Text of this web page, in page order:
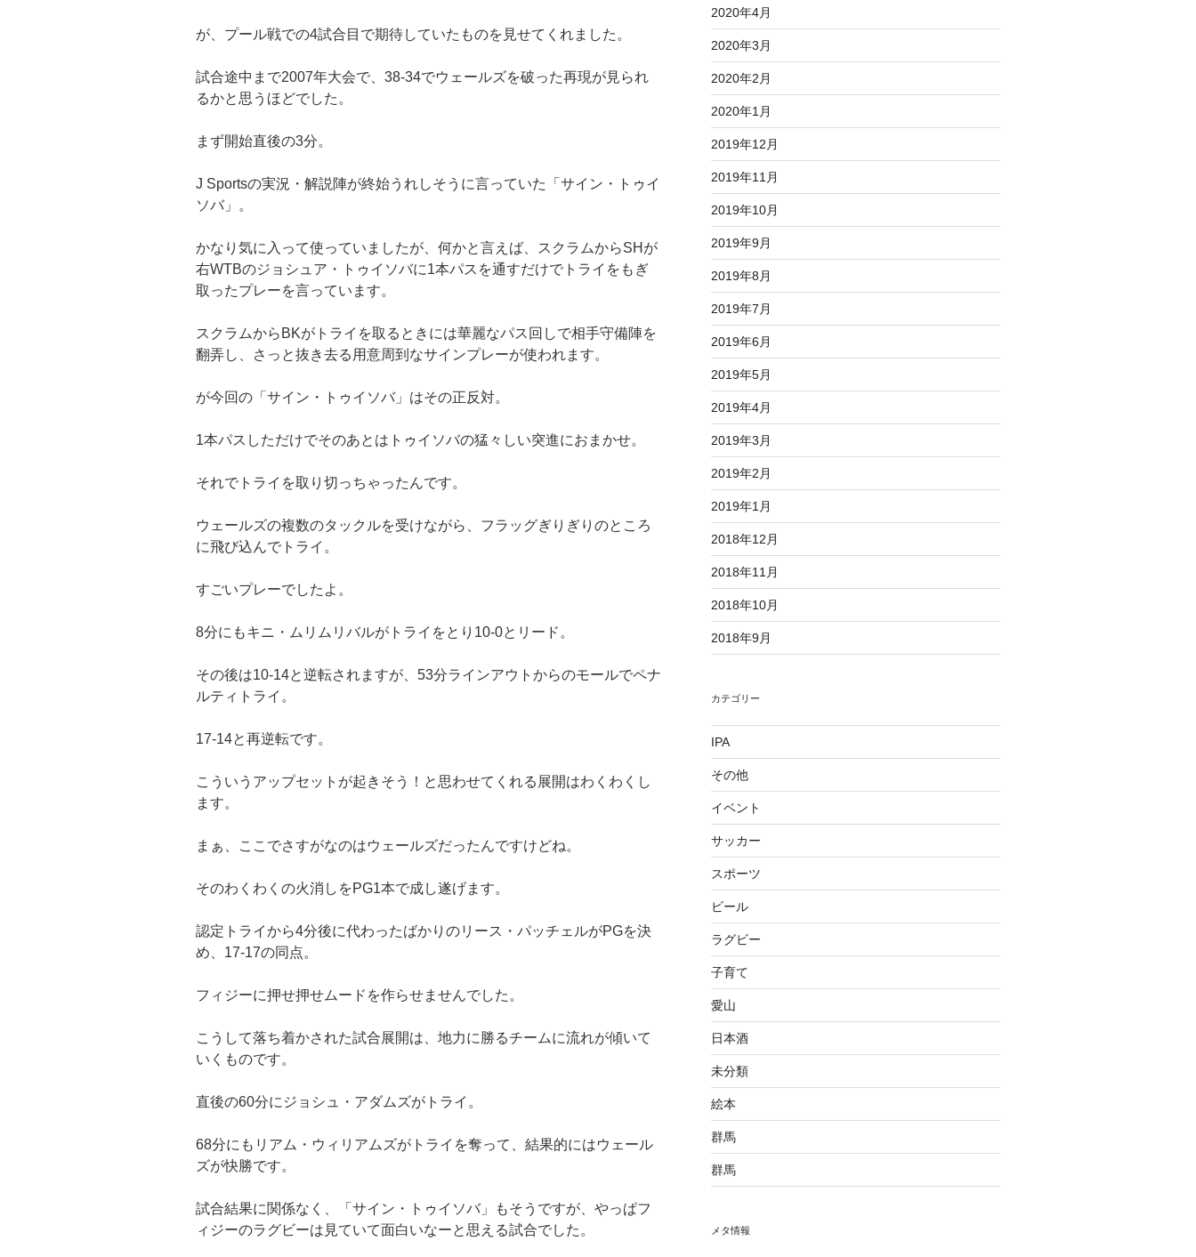
が、プール戦での4試合目で期待していたものを見せてくれました。
試合途中まで2007年大会で、38-34でウェールズを破った再現が見られ
るかと思うほどでした。
まず開始直後の3分。
J Sportsの実況・解説陣が終始うれしそうに言っていた「サイン・トゥイ
ソバ」。
かなり気に入って使っていましたが、何かと言えば、スクラムからSHが
右WTBのジョシュア・トゥイソバに1本パスを通すだけでトライをもぎ
取ったプレーを言っています。
スクラムからBKがトライを取るときには華麗なパス回しで相手守備陣を
翻弄し、さっと抜き去る用意周到なサインプレーが使われます。
が今回の「サイン・トゥイソバ」はその正反対。
1本パスしただけでそのあとはトゥイソバの猛々しい突進におまかせ。
それでトライを取り切っちゃったんです。
ウェールズの複数のタックルを受けながら、フラッグぎりぎりのところ
に飛び込んでトライ。
すごいプレーでしたよ。
8分にもキニ・ムリムリバルがトライをとり10-0とリード。
その後は10-14と逆転されますが、53分ラインアウトからのモールでペナ
ルティトライ。
17-14と再逆転です。
こういうアップセットが起きそう！と思わせてくれる展開はわくわくし
ます。
まぁ、ここでさすがなのはウェールズだったんですけどね。
そのわくわくの火消しをPG1本で成し遂げます。
認定トライから4分後に代わったばかりのリース・パッチェルがPGを決
め、17-17の同点。
フィジーに押せ押せムードを作らせませんでした。
こうして落ち着かされた試合展開は、地力に勝るチームに流れが傾いて
いくものです。
直後の60分にジョシュ・アダムズがトライ。
68分にもリアム・ウィリアムズがトライを奪って、結果的にはウェール
ズが快勝です。
試合結果に関係なく、「サイン・トゥイソバ」もそうですが、やっぱフ
ィジーのラグビーは見ていて面白いなーと思える試合でした。
2020年4月
2020年3月
2020年2月
2020年1月
2019年12月
2019年11月
2019年10月
2019年9月
2019年8月
2019年7月
2019年6月
2019年5月
2019年4月
2019年3月
2019年2月
2019年1月
2018年12月
2018年11月
2018年10月
2018年9月
カテゴリー
IPA
その他
イベント
サッカー
スポーツ
ビール
ラグビー
子育て
愛山
日本酒
未分類
絵本
群馬
群馬
メタ情報